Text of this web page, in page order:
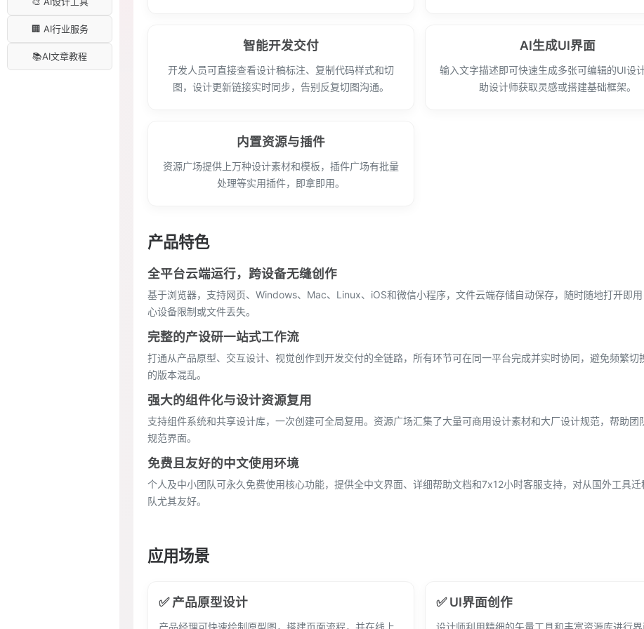
🏢 AI行业服务
📚AI文章教程
智能开发交付
开发人员可直接查看设计稿标注、复制代码样式和切
图，设计更新链接实时同步，告别反复切图沟通。
AI生成UI界面
输入文字描述即可快速生成多张可编辑的UI设
助设计师获取灵感或搭建基础框架。
内置资源与插件
资源广场提供上万种设计素材和模板，插件广场有批量
处理等实用插件，即拿即用。
产品特色
全平台云端运行，跨设备无缝创作
基于浏览器，支持网页、Windows、Mac、Linux、iOS和微信小程序，文件云端存储自动保存，随时随地打开即
心设备限制或文件丢失。
完整的产设研一站式工作流
打通从产品原型、交互设计、视觉创作到开发交付的全链路，所有环节可在同一平台完成并实时协同，避免频繁切
的版本混乱。
强大的组件化与设计资源复用
支持组件系统和共享设计库，一次创建可全局复用。资源广场汇集了大量可商用设计素材和大厂设计规范，帮助团
规范界面。
免费且友好的中文使用环境
个人及中小团队可永久免费使用核心功能，提供全中文界面、详细帮助文档和7x12小时客服支持，对从国外工具迁
队尤其友好。
应用场景
✅ 产品原型设计
产品经理可快速绘制原型图，搭建页面流程，并在线上
✅ UI界面创作
设计师利用精细的矢量工具和丰富资源库进行